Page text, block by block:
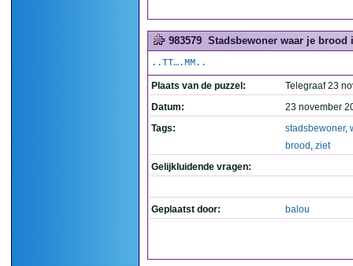
983579 Stadsbewoner waar je brood
..TT….MM..
Plaats van de puzzel:
Telegraaf 23
Datum:
23 november
Tags:
stadsbewoner,
brood , ziet
Gelijkluidende vragen:
Geplaatst door: balou